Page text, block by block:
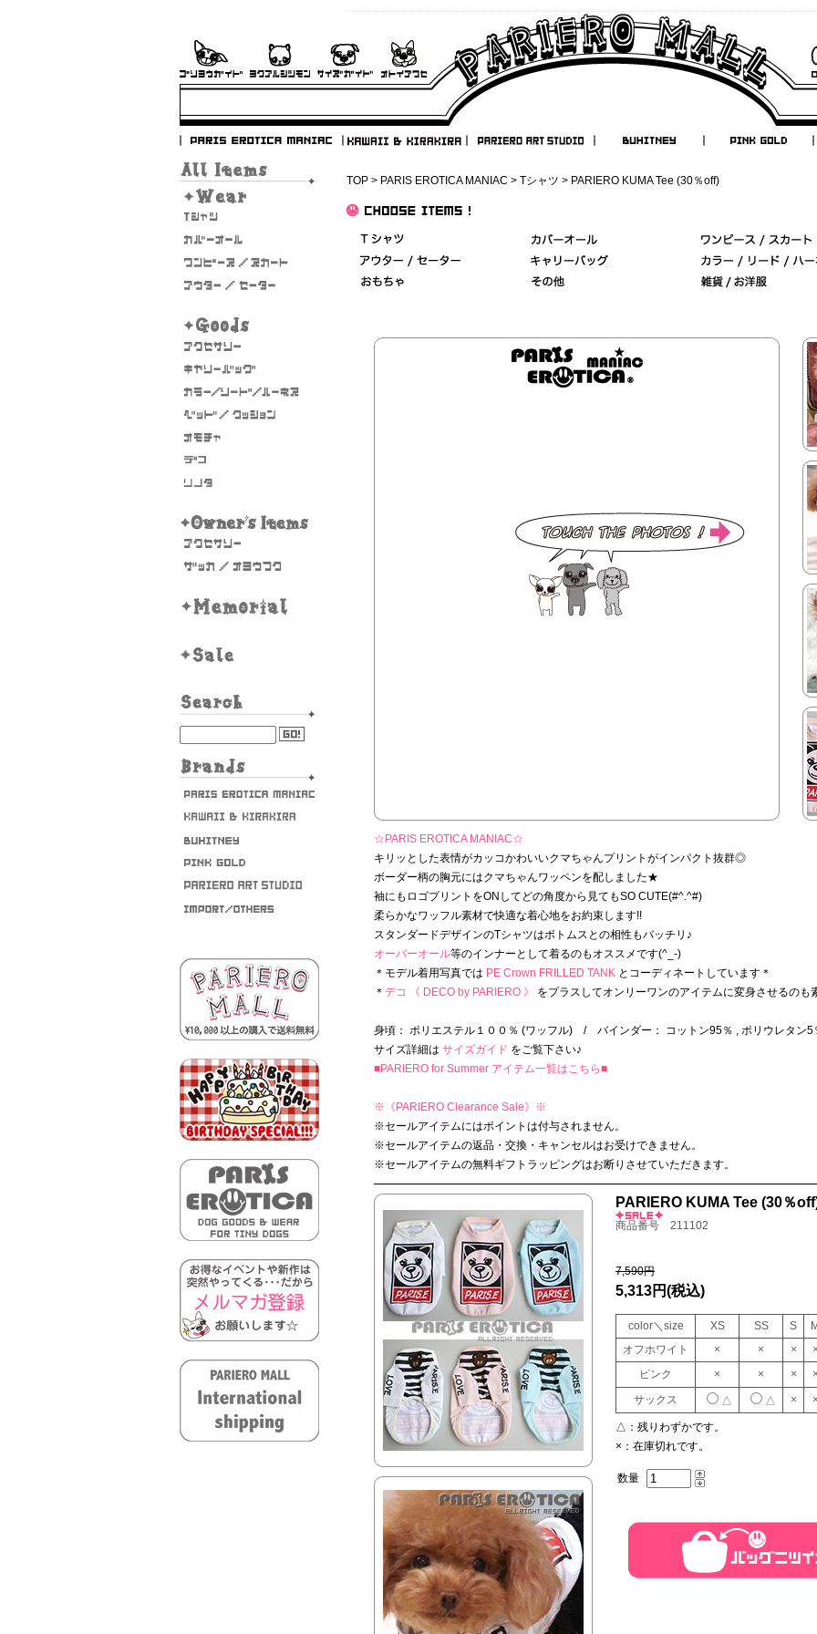
TOP > PARIS EROTICA MANIAC > Tシャツ > PARIERO KUMA Tee (30％off)
☆PARIS EROTICA MANIAC☆
キリッとした表情がカッコかわいいクマちゃんプリントがインパクト抜群◎
ボーダー柄の胸元にはクマちゃんワッペンを配しました★
袖にもロゴプリントをONしてどの角度から見てもSO CUTE(#^.^#)
柔らかなワッフル素材で快適な着心地をお約束します!!
スタンダードデザインのTシャツはボトムスとの相性もバッチリ♪
オーバーオール等のインナーとして着るのもオススメです(^_-)
＊モデル着用写真では PE Crown FRILLED TANK とコーディネートしています＊
＊ デコ 《 DECO by PARIERO 》 をプラスしてオンリーワンのアイテムに変身させるのも
身頃： ポリエステル１００％ (ワッフル) / バインダー： コットン95％ , ポリウレタン5
サイズ詳細は サイズガイド をご覧下さい♪
■PARIERO for Summer アイテム一覧はこちら■
※ 《PARIERO Clearance Sale》 ※
※セールアイテムにはポイントは付与されません。
※セールアイテムの返品・交換・キャンセルはお受けできません。
※セールアイテムの無料ギフトラッピングはお断りさせていただきます。
PARIERO KUMA Tee (30％
商品番号 211102
7,590円
5,313円(税込)
color＼size XS SS S M
オフホワイト
× × × ×
ピンク
× × × ×
サックス
△ △ × ×
△： 残りわずかです。
×： 在庫切れです。
数量